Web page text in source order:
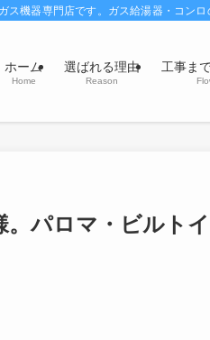
機器専門店です。ガス給湯器・コ
ホーム
Home
選ばれる理由
Reason
工事ま
。パロマ・ビルト